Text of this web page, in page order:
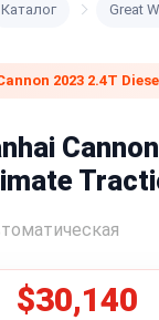
Каталог Great
2023 2.4T
$30,140